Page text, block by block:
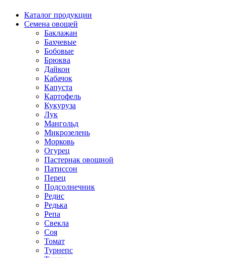
Каталог продукции
Семена овощей
Баклажан
Бахчевые
Бобовые
Брюква
Дайкон
Кабачок
Капуста
Картофель
Кукуруза
Лук
Мангольд
Микрозелень
Морковь
Огурец
Пастернак овощной
Патиссон
Перец
Подсолнечник
Редис
Редька
Репа
Свекла
Соя
Томат
Турнепс